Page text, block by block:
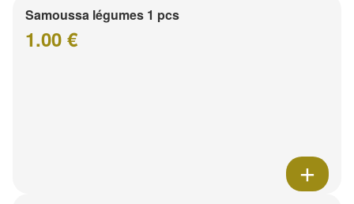
Samoussa légumes 1 pcs
1.00 €